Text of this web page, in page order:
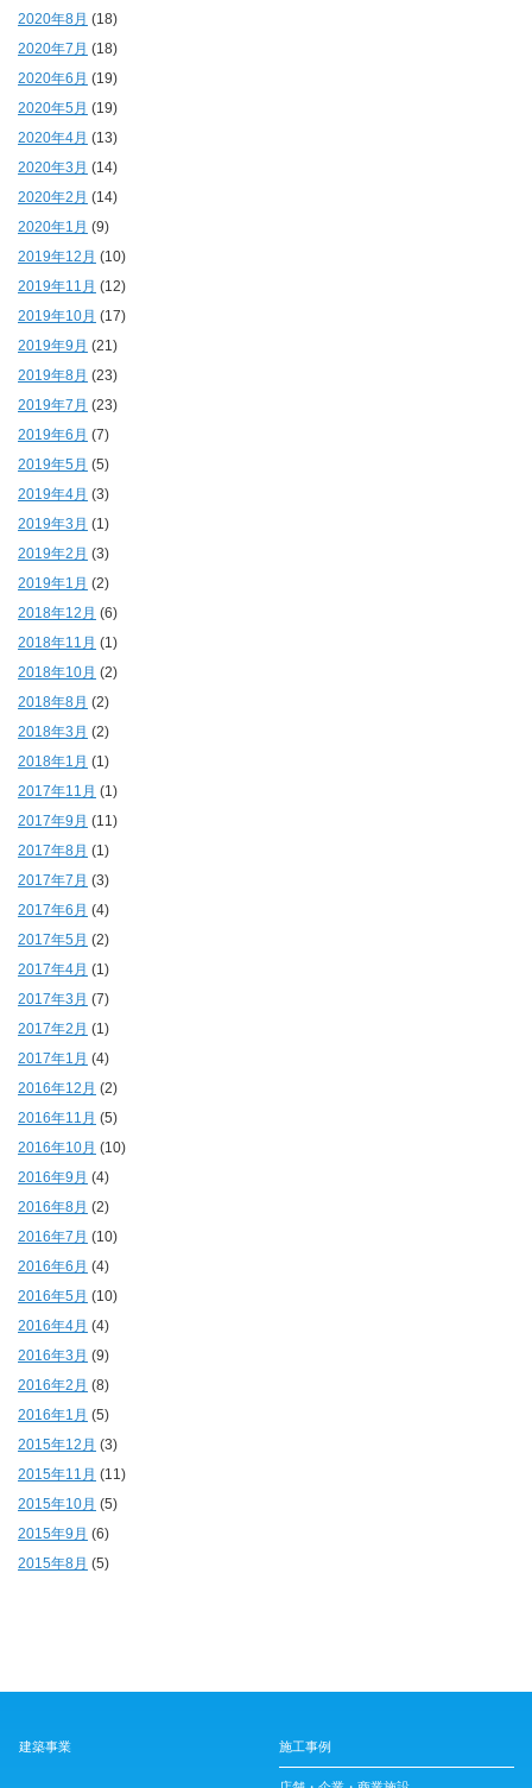
2020年8月 (18)
2020年7月 (18)
2020年6月 (19)
2020年5月 (19)
2020年4月 (13)
2020年3月 (14)
2020年2月 (14)
2020年1月 (9)
2019年12月 (10)
2019年11月 (12)
2019年10月 (17)
2019年9月 (21)
2019年8月 (23)
2019年7月 (23)
2019年6月 (7)
2019年5月 (5)
2019年4月 (3)
2019年3月 (1)
2019年2月 (3)
2019年1月 (2)
2018年12月 (6)
2018年11月 (1)
2018年10月 (2)
2018年8月 (2)
2018年3月 (2)
2018年1月 (1)
2017年11月 (1)
2017年9月 (11)
2017年8月 (1)
2017年7月 (3)
2017年6月 (4)
2017年5月 (2)
2017年4月 (1)
2017年3月 (7)
2017年2月 (1)
2017年1月 (4)
2016年12月 (2)
2016年11月 (5)
2016年10月 (10)
2016年9月 (4)
2016年8月 (2)
2016年7月 (10)
2016年6月 (4)
2016年5月 (10)
2016年4月 (4)
2016年3月 (9)
2016年2月 (8)
2016年1月 (5)
2015年12月 (3)
2015年11月 (11)
2015年10月 (5)
2015年9月 (6)
2015年8月 (5)
建築事業 施工事例